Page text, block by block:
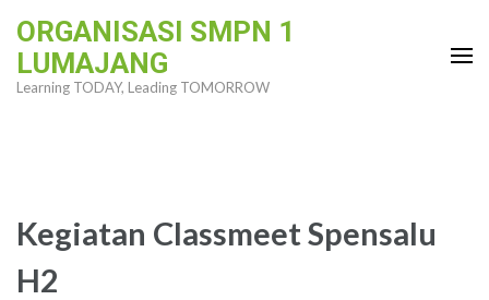
content
ORGANISASI SMPN 1
LUMAJANG
Learning TODAY, Leading TOMORROW
Kegiatan Classmeet Spensalu
H2